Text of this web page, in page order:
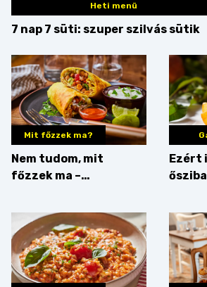
Heti menü
7 nap 7 süti: szuper szilvás sütik
Mit főzzek ma?
Nem tudom, mit
főzzek ma –
Ezért